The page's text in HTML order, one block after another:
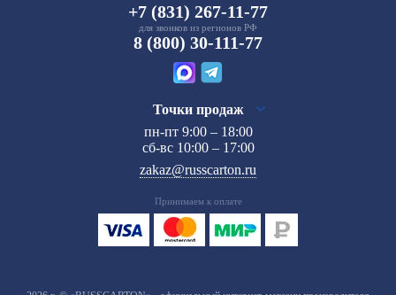
+7 (831) 267-11-77
для звонков из регионов РФ
8 (800) 30-111-77
Точки продаж
пн-пт 9:00 – 18:00
сб-вс 10:00 – 17:00
zakaz@russcarton.ru
Принимаем к оплате